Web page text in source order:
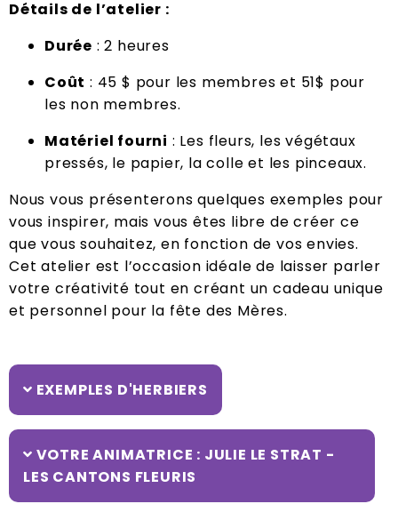
Détails de l’atelier :
Durée : 2 heures
Coût : 45 $ pour les membres et 51$ pour
les non membres.
Matériel fourni : Les fleurs, les végétaux
pressés, le papier, la colle et les pinceaux.
Nous vous présenterons quelques exemples pour
vous inspirer, mais vous êtes libre de créer ce
que vous souhaitez, en fonction de vos envies.
Cet atelier est l’occasion idéale de laisser parler
votre créativité tout en créant un cadeau unique
et personnel pour la fête des Mères.
EXEMPLES D'HERBIERS
VOTRE ANIMATRICE : JULIE LE STRAT -
LES CANTONS FLEURIS